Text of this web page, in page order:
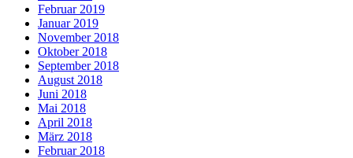
Februar 2019
Januar 2019
November 2018
Oktober 2018
September 2018
August 2018
Juni 2018
Mai 2018
April 2018
März 2018
Februar 2018